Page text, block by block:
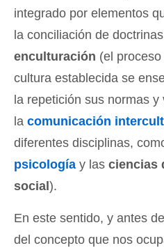
integrado por elementos
la conciliación de
enculturación (el
cultura establecida se
la repetición sus normas
la comunicación
diferentes disciplinas,
psicología y las ciencias
social ).
En este sentido, y antes
del concepto que nos